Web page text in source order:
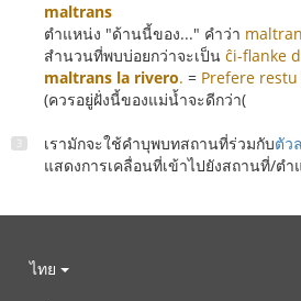
maltrans
ตำแหน่ง "ด้านนี้ของ..." คำว่า
สำนวนที่พบบ่อยกว่าจะเป็น ĉi-flanke
maltrans la rivero. = Prefere restu
(ควรอยู่ฝั่งนี้ของแม่น้ำจะดีกว่า(
เรามักจะใช้คำบุพบทสถานที่ร่วมกับตัว
แสดงการเคลื่อนที่เข้าไปยังสถานที่/ต
ไทย